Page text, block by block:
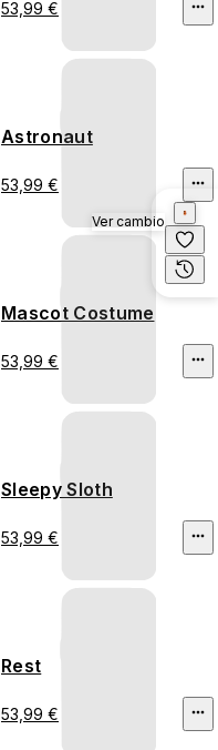
53,99 €
Astronaut
53,99 €
Mascot Costume
53,99 €
Sleepy Sloth
53,99 €
Rest
53,99 €
Ver cambio